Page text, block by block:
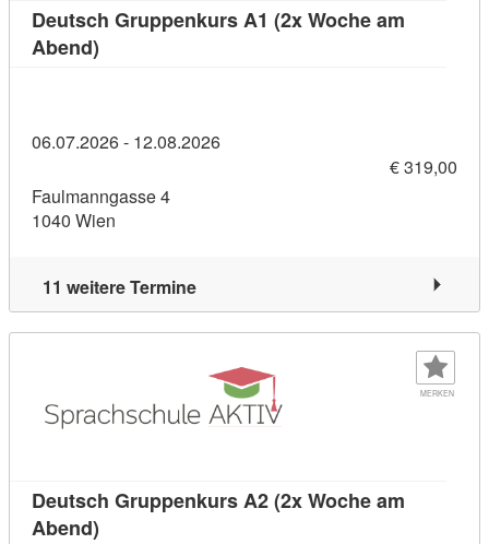
Deutsch Gruppenkurs A1 (2x Woche am
Abend)
06.07.2026 - 12.08.2026
€ 319,00
Faulmanngasse 4
1040 Wien
11 weitere Termine
MERKEN
Deutsch Gruppenkurs A2 (2x Woche am
Abend)